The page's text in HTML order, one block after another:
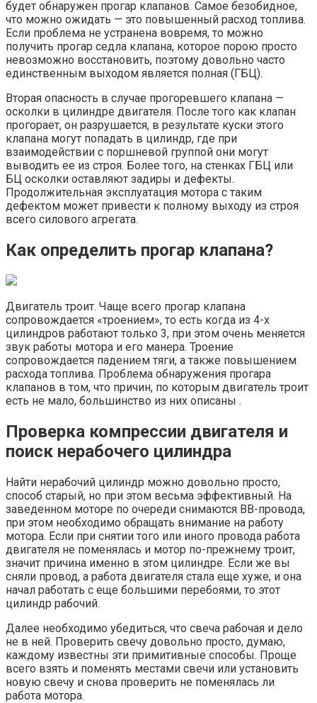
будет обнаружен прогар клапанов. Самое безобидное,
что можно ожидать — это повышенный расход топлива.
Если проблема не устранена вовремя, то можно
получить прогар седла клапана, которое порою просто
невозможно восстановить, поэтому довольно часто
единственным выходом является полная (ГБЦ).
Вторая опасность в случае прогоревшего клапана —
осколки в цилиндре двигателя. После того как клапан
прогорает, он разрушается, в результате куски этого
клапана могут попадать в цилиндр, где при
взаимодействии с поршневой группой они могут
выводить ее из строя. Более того, на стенках ГБЦ или
БЦ осколки оставляют задиры и дефекты.
Продолжительная эксплуатация мотора с таким
дефектом может привести к полному выходу из строя
всего силового агрегата.
Как определить прогар клапана?
Двигатель троит. Чаще всего прогар клапана
сопровождается «троением», то есть когда из 4-х
цилиндров работают только 3, при этом очень меняется
звук работы мотора и его манера. Троение
сопровождается падением тяги, а также повышением
расхода топлива. Проблема обнаружения прогара
клапанов в том, что причин, по которым двигатель троит
есть не мало, большинство из них описаны .
Проверка компрессии двигателя и
поиск нерабочего цилиндра
Найти нерабочий цилиндр можно довольно просто,
способ старый, но при этом весьма эффективный. На
заведенном моторе по очереди снимаются ВВ-провода,
при этом необходимо обращать внимание на работу
мотора. Если при снятии того или иного провода работа
двигателя не поменялась и мотор по-прежнему троит,
значит причина именно в этом цилиндре. Если же вы
сняли провод, а работа двигателя стала еще хуже, и она
начал работать с еще большими перебоями, то этот
цилиндр рабочий.
Далее необходимо убедиться, что свеча рабочая и дело
не в ней. Проверить свечу довольно просто, думаю,
каждому известны эти примитивные способы. Проще
всего взять и поменять местами свечи или установить
новую свечу и снова проверить не поменялась ли
работа мотора.